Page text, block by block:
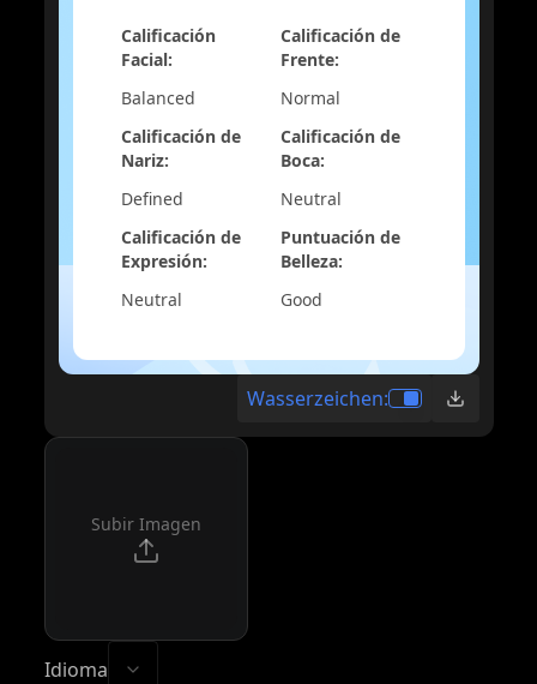
Calificación
Facial:
Balanced
Calificación de
Frente:
Normal
Calificación de
Nariz:
Defined
Calificación de
Boca:
Neutral
Calificación de
Expresión:
Neutral
Puntuación de
Belleza:
Good
Wasserzeichen:
Subir Imagen
Idioma
language